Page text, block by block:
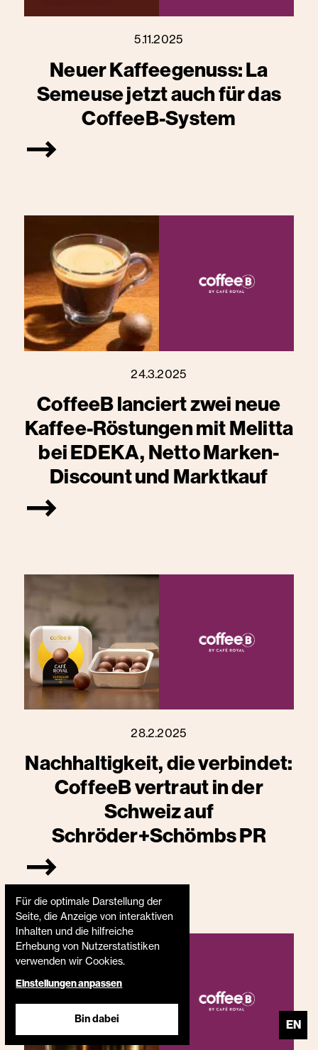
EN
5.11.2025
Neuer Kaffeegenuss: La
Semeuse jetzt auch für das
CoffeeB-System
24.3.2025
CoffeeB lanciert zwei neue
Kaffee-Röstungen mit Melitta
bei EDEKA, Netto Marken-
Discount und Marktkauf
28.2.2025
Nachhaltigkeit, die verbindet:
CoffeeB vertraut in der
Schweiz auf
Schröder+Schömbs PR
Für die optimale Darstellung der
Seite, die Anzeige von interaktiven
Inhalten und die hilfreiche
Erhebung von Nutzerstatistiken
verwenden wir Cookies.
Einstellungen anpassen
Bin dabei